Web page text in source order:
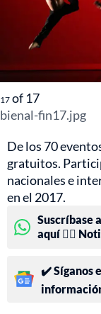
17 of 17
bienal-fin17.jpg
De los 70
gratuitos.
nacionales e
en el 2017.
Suscríbase
aquí 👉🏻
✔️ Síganos